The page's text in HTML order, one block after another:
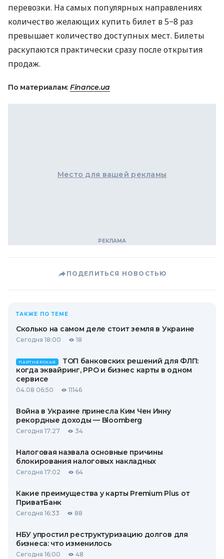
перевозки. На самых популярных направлениях
количество желающих купить билет в 5−8 раз
превышает количество доступных мест. Билеты
раскупаются практически сразу после открытия
продаж.
По материалам: Finance.ua
Место для вашей рекламы
ПОДЕЛИТЬСЯ НОВОСТЬЮ
ТАКЖЕ ПО ТЕМЕ
Сколько на самом деле стоит земля в Украине
Сегодня 18:00 18
ПАРТНЕРСКАЯ
ТОП банковских решений для ФЛП:
когда эквайринг, РРО и бизнес карты в одном
сервисе
04.08 06:50 11146
Война в Украине принесла Ким Чен Инну
рекордные доходы — Bloomberg
Сегодня 17:27 34
Налоговая назвала основные причины
блокирования налоговых накладных
Сегодня 17:02 64
Какие преимущества у карты Premium Plus от
ПриватБанк
Сегодня 16:33 88
НБУ упростил реструктуризацию долгов для
бизнеса: что изменилось
Сегодня 16:00 48